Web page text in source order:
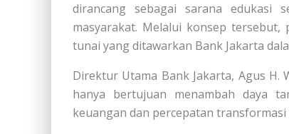
dirancang sebagai sarana edukasi
masyarakat. Melalui konsep
tunai yang ditawarkan Bank Jakarta
Direktur Utama Bank Jakarta, Agus H.
hanya bertujuan menambah daya
keuangan dan percepatan